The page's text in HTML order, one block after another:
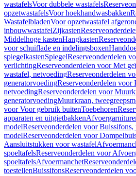
wastafelsVoor dubbele wastafels
opzetwastafelsVoor hoekhandwasbakken
WastafelbladenVoor opzetwastafel
inbouwwastafelZijkasten
Middelhoge kastenHangkasten
voor schuiflade en indelingsboxen
spiegelkastenSpiegelReserveonderdelen
verlichtingReserveonderdelen voor Met
wastafel, netvoedingReserveonderdelen
generatorvoedingReserveonderdelen voor
netvoedingReserveonderdelen voor
generatorvoedingMuurkraan,
voor Voor gebruik buitenToebehoren
apparaten en uitgietbakken
modelReserveonderdelen voor Buissifons,
modelReserveonderdelen voor
Aansluitstukken voor wastafel
spoeltafelsReserveonderdelen voor
spoeltafelsAfvoermanchet
toestellenBuissifonsReserveonderdelen